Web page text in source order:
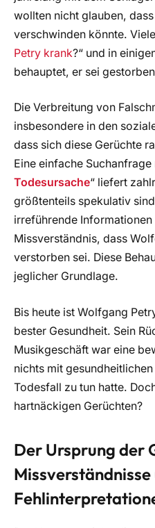
wollten nicht glauben,
verschwinden könnte.
Petry krank?“ und in
behauptet, er sei
Die Verbreitung von
insbesondere in den
dass sich diese Gerüchte
Eine einfache Suchanfrage
Todesursache“ liefert
größtenteils spekulativ
irreführende
Missverständnis, dass
verstorben sei. Diese
jeglicher Grundlage.
Bis heute ist Wolfgang
bester Gesundheit. Sein
Musikgeschäft war eine
nichts mit
Todesfall zu tun hatte.
hartnäckigen Gerüchten?
Der Ursprung der
Missverständnisse